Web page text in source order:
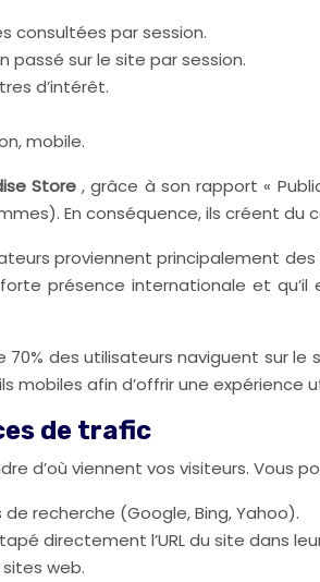
consultées par session.
passé sur le site par session.
d’intérêt.
mobile.
Store, grâce à son rapport «
En conséquence, ils créent
proviennent principalement des
présence internationale et
des utilisateurs naviguent sur
mobiles afin d’offrir une expérience
de trafic
d’où viennent vos visiteurs. Vous
recherche (Google, Bing, Yahoo).
directement l’URL du site dans
web.